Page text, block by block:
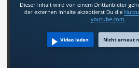
Dieser Inhalt wird von einem Drittanbieter
der externen Inhalte akzeptierst Du die
youtube.com.
Video laden Nicht erneut